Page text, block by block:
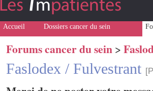
Accueil Dossiers cancer du sein
Forums cancer du sein >
Faslodex / Fulvestrant